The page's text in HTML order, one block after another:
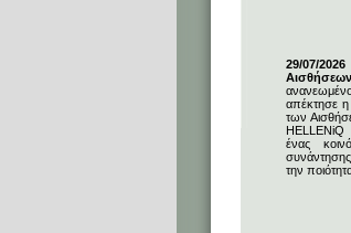
29/07/
απέκτησε η
των
HELLENiQ
ένας
την